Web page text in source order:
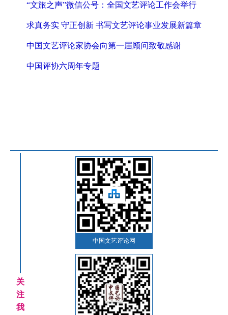
“文旅之声”微信公号：全国文艺评论工作会举行
求真务实 守正创新 书写文艺评论事业发展新篇章
中国文艺评论家协会向第一届顾问致敬感谢
中国评协六周年专题
关
注
我
中国文艺评论网